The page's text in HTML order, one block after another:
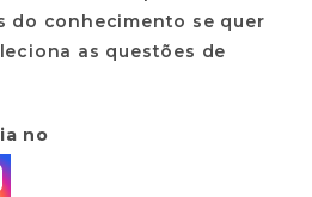
do conhecimento se quer
as questões de
no